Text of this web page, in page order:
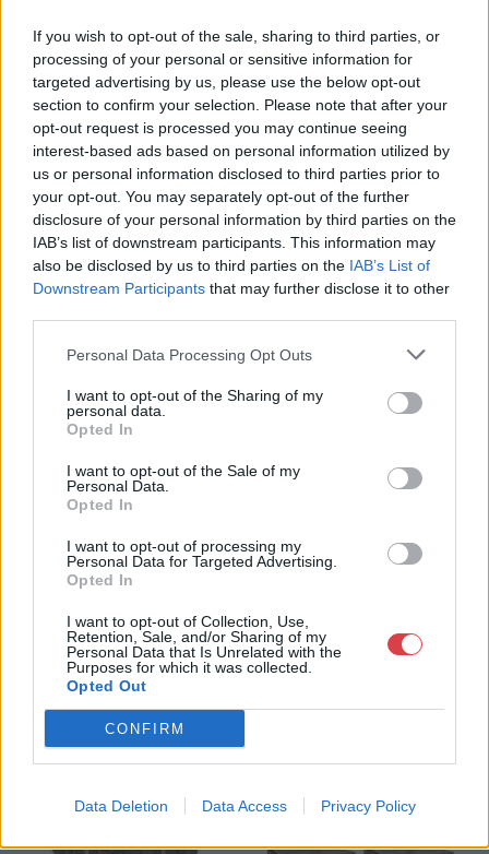
If you wish to opt-out of the sale, sharing to third parties, or
processing of your personal or sensitive information for
targeted advertising by us, please use the below opt-out
section to confirm your selection. Please note that after your
opt-out request is processed you may continue seeing
interest-based ads based on personal information utilized by
us or personal information disclosed to third parties prior to
your opt-out. You may separately opt-out of the further
disclosure of your personal information by third parties on the
IAB’s list of downstream participants. This information may
also be disclosed by us to third parties on the IAB’s List of
Downstream Participants that may further disclose it to other
Personal Data Processing Opt Outs
I want to opt-out of the Sharing of my
personal data.
Opted In
I want to opt-out of the Sale of my
Personal Data.
Opted In
I want to opt-out of processing my
Personal Data for Targeted Advertising.
Opted In
I want to opt-out of Collection, Use,
Retention, Sale, and/or Sharing of my
Personal Data that Is Unrelated with the
Purposes for which it was collected.
Opted Out
CONFIRM
Data Deletion Data Access Privacy Policy
Eladó adatai
Eladó:Nagyházi Galéria és
Aukciósház
Cím: Müller Márta
Nagyházi Galéria és Aukciósház
Kft.
1055 Budapest, Balaton utca 8.
Telefon: +361 475 6000 +361
4756005
Weboldal:
bútorok, szőnyegek, üveg, porcelán és ezüst tárgyak, ékszerek,
néprajzi tárgyak értékesítése és aukcionálása. Hagyatékok és
gyűjtemények árverezése. Ingyenes értékbecslés. Árveréseinkre
a tárgyfelvétel folyamatos.
GALÉRIA TOVÁBBI MŰTÁRGYAI
KAPCSOLÓDÓ MŰTÁRGYAK